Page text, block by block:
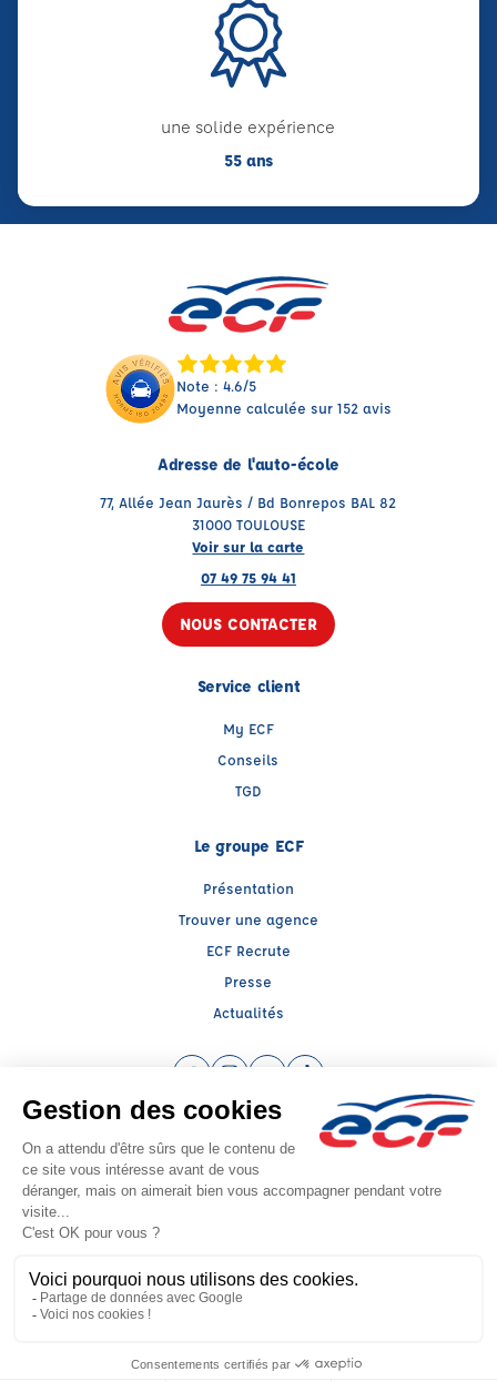
une solide expérience
55 ans
Note : 4.6/5
Moyenne calculée sur 152 avis
Adresse de l'auto-école
77, Allée Jean Jaurès / Bd Bonrepos BAL 82
31000 TOULOUSE
Voir sur la carte
07 49 75 94 41
NOUS CONTACTER
Service client
My ECF
Conseils
TGD
Le groupe ECF
Présentation
Trouver une agence
ECF Recrute
Presse
Actualités
Facebook (nouvelle fenêtre)
Instagram (nouvelle fenêtre)
YouTube (nouvelle fenêtre)
TikTok (nouvelle fenêtre)
Raison sociale : SARL MIDI France - Capital social: 200000€
SIREN: 538947326 - Numéro de TVA intracommunautaire: FR 12 538947326
Agrément n°E 12 031 10420
Siège social : 39, Place des Carmes , TOULOUSE (31000) - Représentant légal